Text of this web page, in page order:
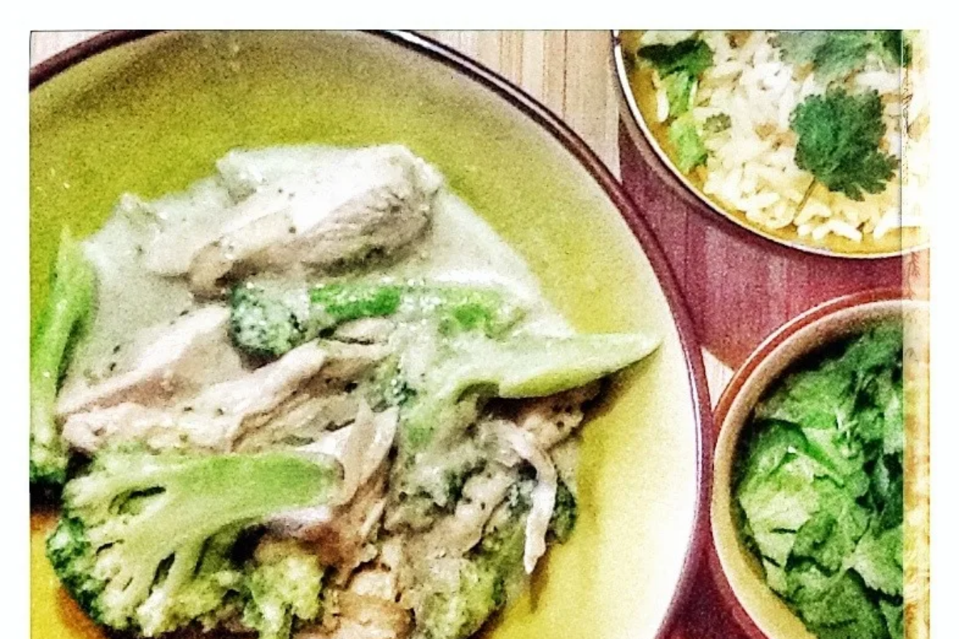
Traiteur
piment
recettedans cette sélection.
Voir dans la recherche
Curry thaï au poulet et brocoli
Dépaysement garanti pour un plat ultra simple à réaliser, parfumé et bien relevé
35 min FacilePlats
amande#blancs de poulet # brocoli